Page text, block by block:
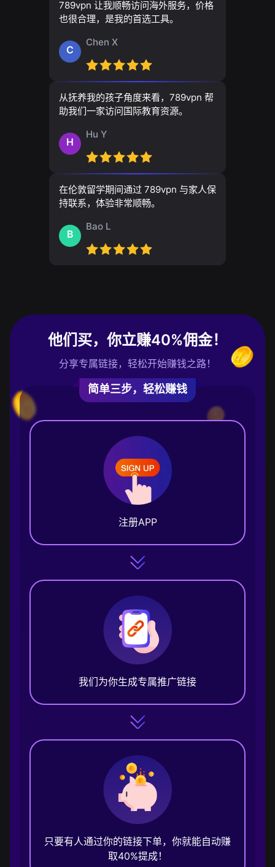
789vpn 让我顺畅访问海外服务，价格
也很合理，是我的首选工具。
C
Chen X
从抚养我的孩子角度来看，789vpn 帮
助我们一家访问国际教育资源。
H
Hu Y
在伦敦留学期间通过 789vpn 与家人保
持联系，体验非常顺畅。
B
Bao L
他们买，你立赚40%佣金！
分享专属链接，轻松开始赚钱之路！
简单三步，轻松赚钱
注册APP
我们为你生成专属推广链接
只要有人通过你的链接下单，你就能自动赚
取40%提成！